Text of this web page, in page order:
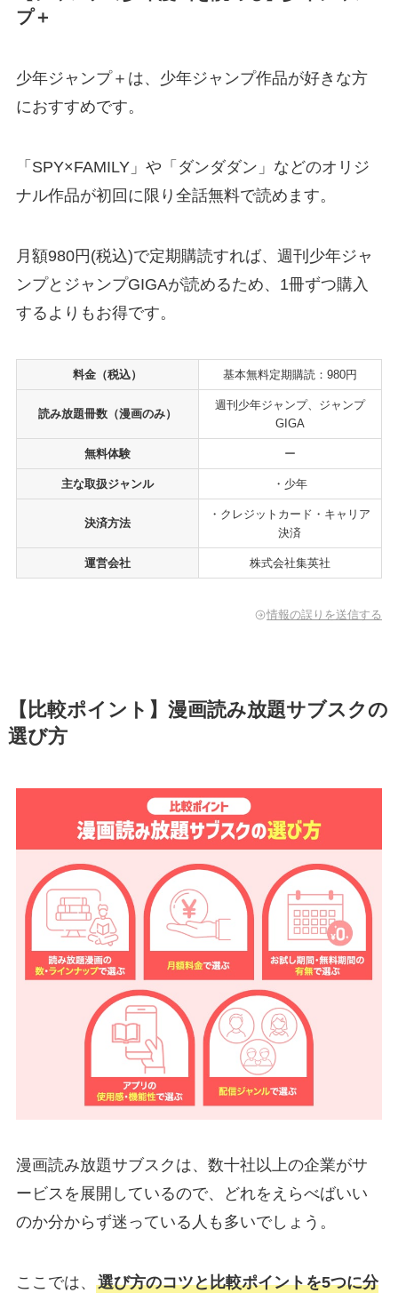
プ＋
少年ジャンプ＋は、少年ジャンプ作品が好きな方
におすすめです。
「SPY×FAMILY」や「ダンダダン」などのオリジ
ナル作品が初回に限り全話無料で読めます。
月額980円(税込)で定期購読すれば、週刊少年ジャ
ンプとジャンプGIGAが読めるため、1冊ずつ購入
するよりもお得です。
料金（税込） 基本無料定期購読：980円
読み放題冊数（漫画のみ）
週刊少年ジャンプ、ジャンプ
GIGA
無料体験 ー
主な取扱ジャンル ・少年
決済方法
・クレジットカード・キャリア
決済
運営会社 株式会社集英社
情報の誤りを送信する
【比較ポイント】漫画読み放題サブスクの
選び方
漫画読み放題サブスクは、数十社以上の企業がサ
ービスを展開しているので、どれをえらべばいい
のか分からず迷っている人も多いでしょう。
ここでは、 選び方のコツと比較ポイントを5つに分